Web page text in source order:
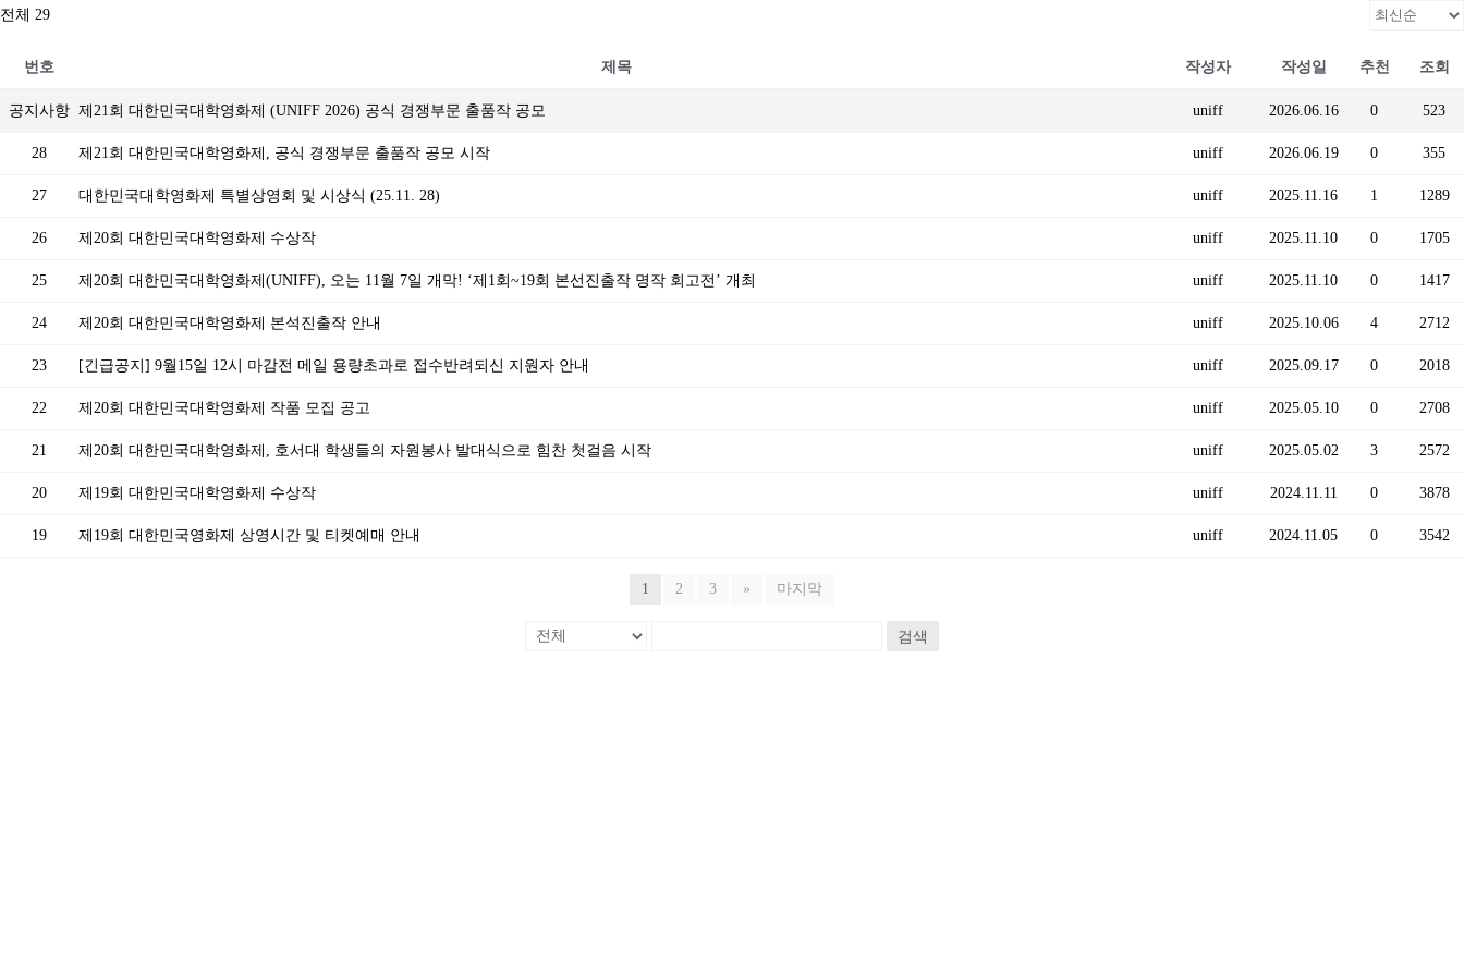
전체 29
번호 제목 작성자 작성일 추천 조회
공지사항 제21회 대한민국대학영화제 (UNIFF 2026) 공식 경쟁부문 출품작 공모 uniff 2026.06.16 0 523
28 제21회 대한민국대학영화제, 공식 경쟁부문 출품작 공모 시작 uniff 2026.06.19 0 355
27 대한민국대학영화제 특별상영회 및 시상식 (25.11. 28) uniff 2025.11.16 1 1289
26 제20회 대한민국대학영화제 수상작 uniff 2025.11.10 0 1705
25 제20회 대한민국대학영화제(UNIFF), 오는 11월 7일 개막! ‘제1회~19회 본선진출작 명작 회고전’ 개최 uniff 2025.11.10 0 1417
24 제20회 대한민국대학영화제 본석진출작 안내 uniff 2025.10.06 4 2712
23 [긴급공지] 9월15일 12시 마감전 메일 용량초과로 접수반려되신 지원자 안내 uniff 2025.09.17 0 2018
22 제20회 대한민국대학영화제 작품 모집 공고 uniff 2025.05.10 0 2708
21 제20회 대한민국대학영화제, 호서대 학생들의 자원봉사 발대식으로 힘찬 첫걸음 시작 uniff 2025.05.02 3 2572
20 제19회 대한민국대학영화제 수상작 uniff 2024.11.11 0 3878
19 제19회 대한민국영화제 상영시간 및 티켓예매 안내 uniff 2024.11.05 0 3542
1 2 3 » 마지막
검색